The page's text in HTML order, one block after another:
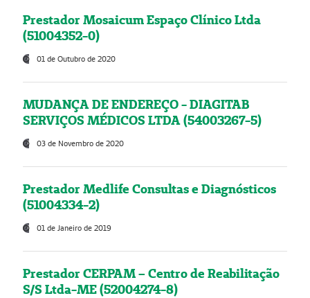
Prestador Mosaicum Espaço Clínico Ltda
(51004352-0)
01 de Outubro de 2020
MUDANÇA DE ENDEREÇO - DIAGITAB
SERVIÇOS MÉDICOS LTDA (54003267-5)
03 de Novembro de 2020
Prestador Medlife Consultas e Diagnósticos
(51004334-2)
01 de Janeiro de 2019
Prestador CERPAM – Centro de Reabilitação
S/S Ltda-ME (52004274-8)